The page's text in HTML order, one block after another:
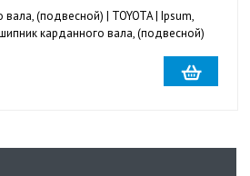
(подвесной) | TOYOTA | Ipsum,
карданного вала, (подвесной)